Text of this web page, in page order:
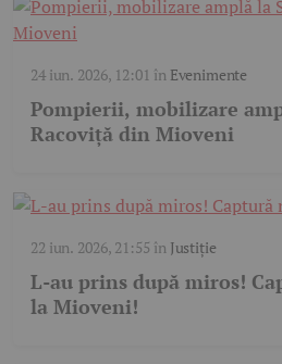
24 iun. 2026, 12:01 în Evenimente
Pompierii, mobilizare
Racoviță din Mioveni
22 iun. 2026, 21:55 în Justiție
L-au prins după miros!
la Mioveni!